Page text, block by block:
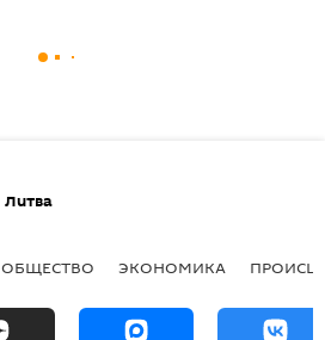
Литва
ОБЩЕСТВО ЭКОНОМИКА